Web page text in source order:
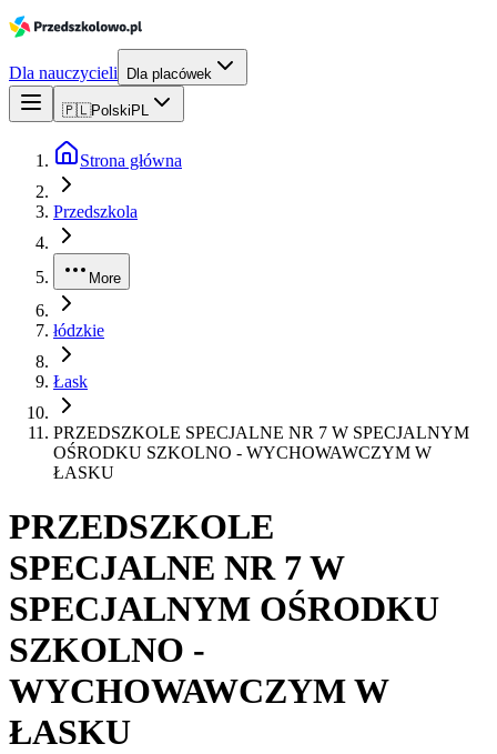
Dla nauczycieli Dla placówek
🇵🇱Polski PL
Strona główna
Przedszkola
More
łódzkie
Łask
PRZEDSZKOLE SPECJALNE NR 7 W SPECJALNYM
OŚRODKU SZKOLNO - WYCHOWAWCZYM W
ŁASKU
PRZEDSZKOLE
SPECJALNE NR 7 W
SPECJALNYM OŚRODKU
SZKOLNO -
WYCHOWAWCZYM W
ŁASKU